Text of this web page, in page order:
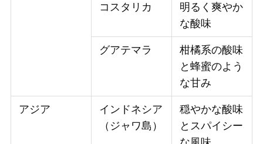
コスタリカ
明るく爽やか
な酸味
グアテマラ
柑橘系の酸味
と蜂蜜のよう
な甘み
アジア
インドネシア
（ジャワ島）
穏やかな酸味
とスパイシー